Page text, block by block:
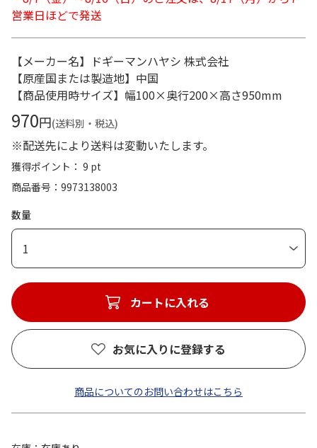
営業日ほどで発送
【メーカー名】ドギーマンハヤシ 株式会社
【原産国または製造地】中国
【商品使用時サイズ】幅100×奥行200×高さ950mm
970円(送料別・税込)
※配送先により送料は変動いたします。
獲得ポイント： 9 pt
商品番号
9973138003
数量
1
カートに入れる
お気に入りに登録する
商品についてのお問い合わせはこちら